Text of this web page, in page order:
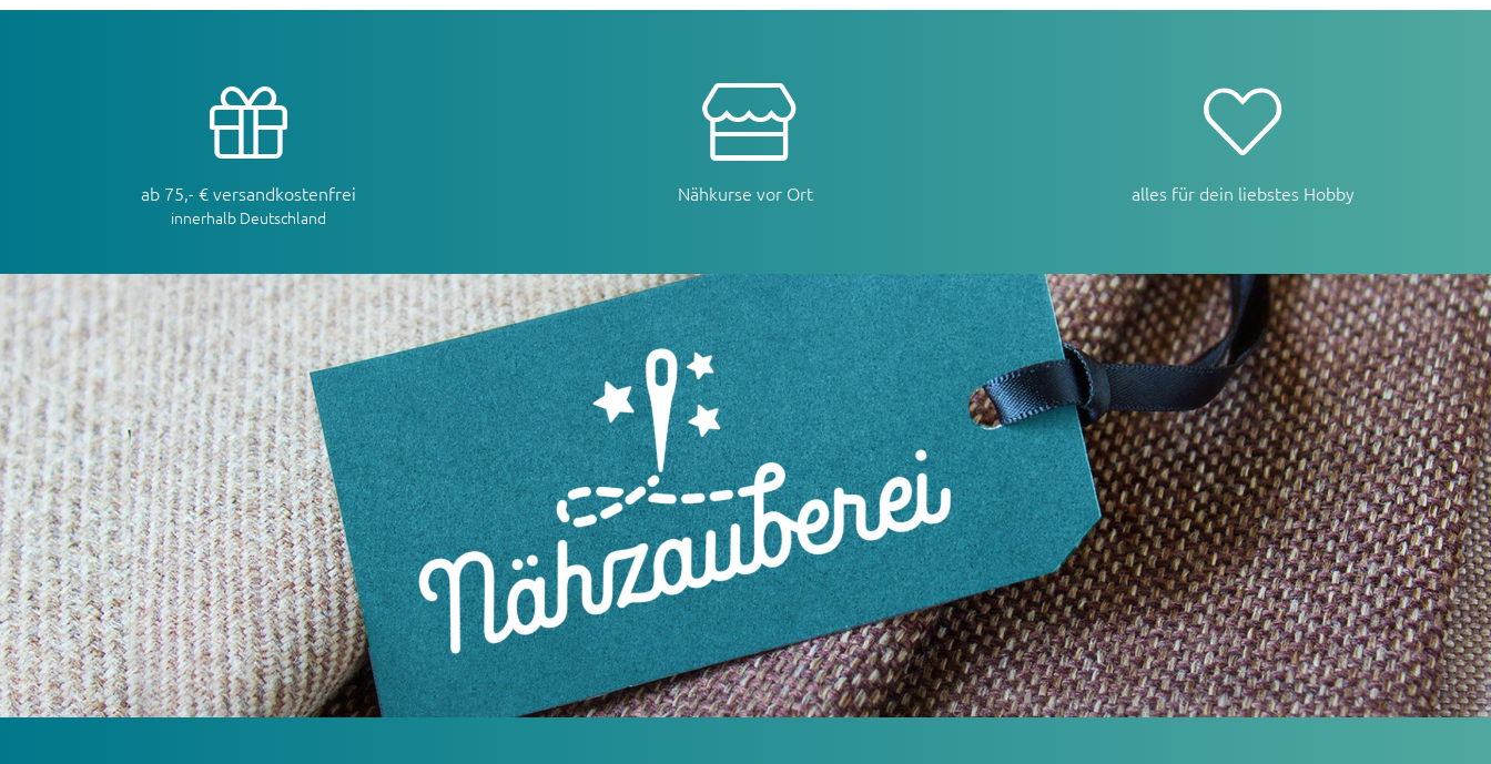
ab 75,- € versandkostenfrei
innerhalb Deutschland
Nähkurse vor Ort alles für dein liebstes Hobby